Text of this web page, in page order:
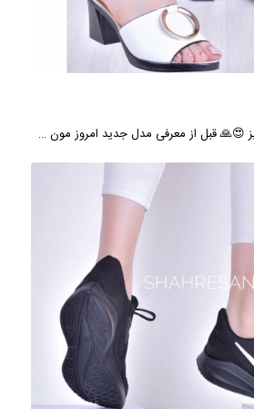
😍🙏 قبل از معرفی مدل جدید امروز مون …